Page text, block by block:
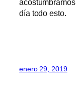
día todo esto.
enero 29, 2019